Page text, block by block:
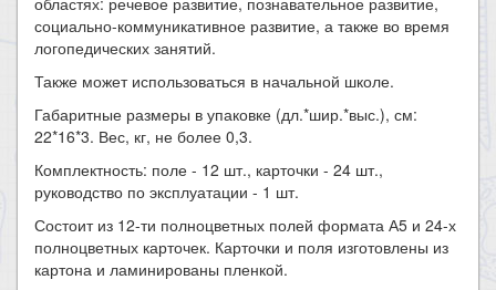
социально-коммуникативное развитие, а также во время
логопедических занятий.
Также может использоваться в начальной школе.
Габаритные размеры в упаковке (дл.*шир.*выс.), см:
22*16*3. Вес, кг, не более 0,3.
Комплектность: поле - 12 шт., карточки - 24 шт.,
руководство по эксплуатации - 1 шт.
Состоит из 12-ти полноцветных полей формата А5 и 24-х
полноцветных карточек. Карточки и поля изготовлены из
картона и ламинированы пленкой.